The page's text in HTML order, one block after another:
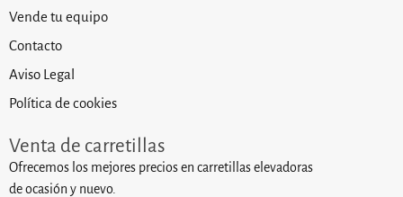
Vende tu equipo
Contacto
Aviso Legal
Política de cookies
Venta de carretillas
Ofrecemos los mejores precios en carretillas elevadoras
de ocasión y nuevo.